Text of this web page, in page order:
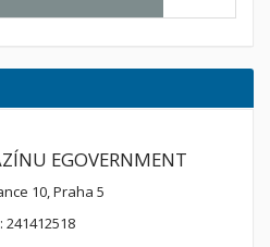
EGOVERNMENT
10, Praha 5
241412518